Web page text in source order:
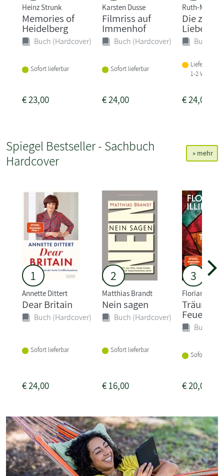
Heinz Strunk
Memories of
Heidelberg
Buch (Hardcover)
Sofort lieferbar
€23,00
Karsten Dusse
Filmriss auf
Immenhof
Buch (Hardcover)
Sofort lieferbar
€24,00
Ruth-Maria
Die
Liebe
Buch
Lieferbar
1-2 Wochen
€24,00
Spiegel Bestseller - Sachbuch
Hardcover
» mehr
1
Annette Dittert
Dear Britain
Buch (Hardcover)
Sofort lieferbar
€24,00
2
Matthias Brandt
Nein sagen
Buch (Hardcover)
Sofort lieferbar
€16,00
3
Florian Illies
Träume
Feuer
Buch
Sofort
€20,00